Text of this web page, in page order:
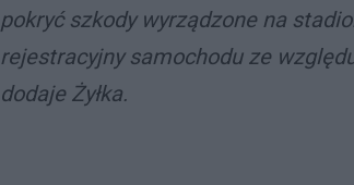
pokryć szkody wyrządzone na
rejestracyjny samochodu ze
dodaje Żyłka.